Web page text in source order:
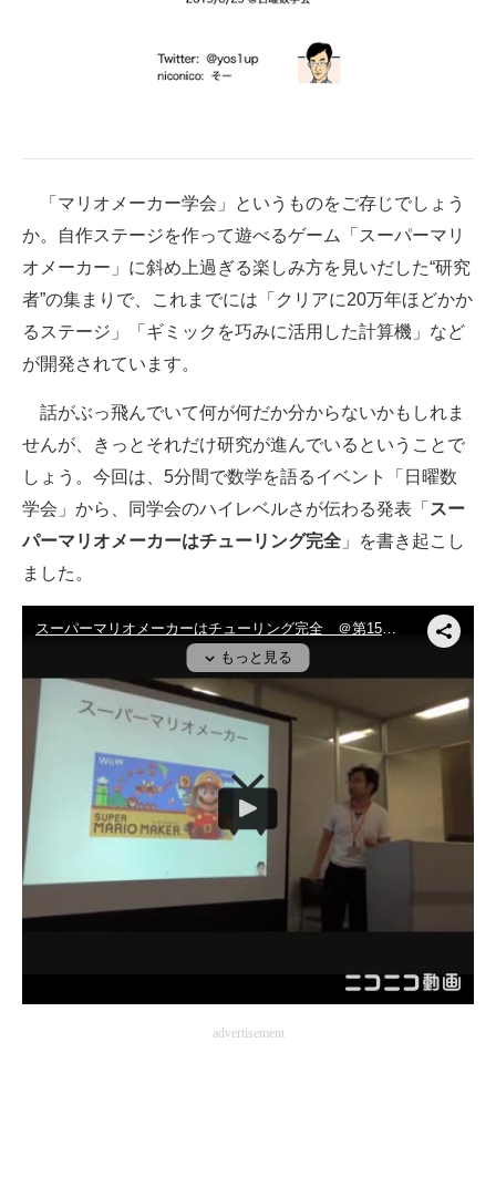
経営リーダーのコミュニティ
ITエンジニア向け専門サイト
企業向けIT製品の総合サイト
製造業のIT導入・活用を支援
電子設計の基本と応用
エネルギーの専門メディア
建設×テクノロジーの最前線
ちょっと気になるネットの話題
「マリオメーカー学会」というものをご存じでしょう
か。自作ステージを作って遊べるゲーム「スーパーマリ
オメーカー」に斜め上過ぎる楽しみ方を見いだした“研究
者”の集まりで、これまでには「クリアに20万年ほどかか
るステージ」「ギミックを巧みに活用した計算機」など
が開発されています。
話がぶっ飛んでいて何が何だか分からないかもしれま
せんが、きっとそれだけ研究が進んでいるということで
しょう。今回は、5分間で数学を語るイベント「日曜数
学会」から、同学会のハイレベルさが伝わる発表「 スー
パーマリオメーカーはチューリング完全 」を書き起こし
ました。
advertisement